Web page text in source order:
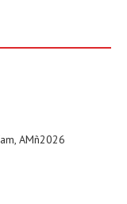
AMñ2026